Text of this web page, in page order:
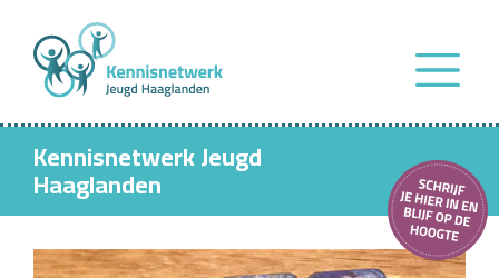
Kennisnetwerk Jeugd
Haaglanden